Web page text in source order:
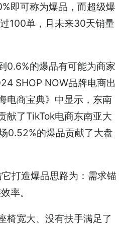
即可称为爆品，而超级爆
100单，且未来30天销量
0.6%的爆品有可能为商家
SHOP NOW品牌电商出
电商宝典》中显示，东南
献了TikTok电商东南亚大
0.52%的爆品贡献了大盘
打造爆品思路为：需求锚
率。
椅宽大、没有扶手满足了